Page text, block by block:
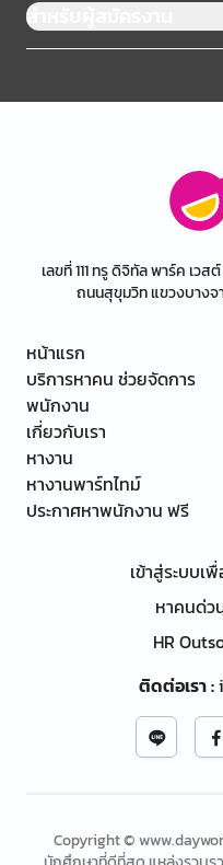
สำหรับผู้สมัครงาน
เลขที่ 111 ทรู ดิจิทัล พาร์ค เว
ถนนสุขุมวิท แขวงบางจ
หน้าแรก
บริการหาคน ช่วยจัดการ
พนักงาน
เกี่ยวกับเรา
หางาน
หางานพาร์ทไทม์
ประกาศหาพนักงาน ฟรี
เข้าสู่ระบบเ
หาคนด่ว
HR
ติดต่อเรา:
Copyright ©